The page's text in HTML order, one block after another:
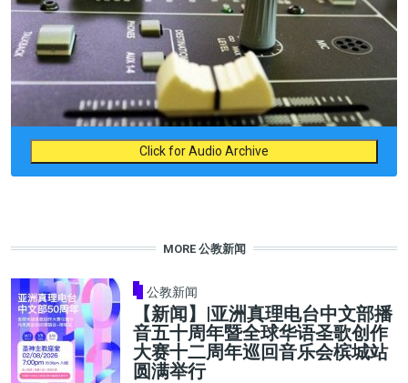
Click for Audio Archive
MORE 公教新闻
公教新闻
【新闻】|亚洲真理电台中文部播
音五十周年暨全球华语圣歌创作
大赛十二周年巡回音乐会槟城站
圆满举行